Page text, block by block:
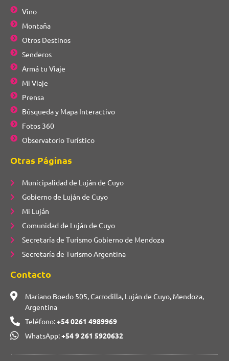
Vino
Montaña
Otros Destinos
Senderos
Armá tu Viaje
Mi Viaje
Prensa
Búsqueda y Mapa Interactivo
Fotos 360
Observatorio Turístico
Otras Páginas
Municipalidad de Luján de Cuyo
Gobierno de Luján de Cuyo
Mi Luján
Comunidad de Luján de Cuyo
Secretaría de Turismo Gobierno de Mendoza
Secretaría de Turismo Argentina
Contacto
Mariano Boedo 505, Carrodilla, Luján de Cuyo, Mendoza,
Argentina
Teléfono:+54 0261 4989969
WhatsApp:+54 9 261 5920632